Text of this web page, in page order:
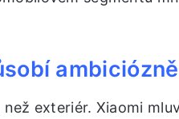
ambiciózně
exteriér. Xiaomi